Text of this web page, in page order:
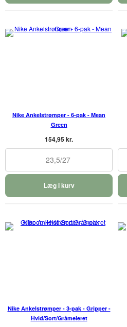
Nike Ankelstrømper - 6-pak - Mean
Green
154,95 kr.
23,5/27
Læg i kurv
Nike Ankelstrømper - 3-pak - Gripper -
Hvid/Sort/Gråmeleret